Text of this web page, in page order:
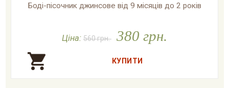
Боді-пісочник джинсове від 9 місяців до 2 років
Ціна: 560 грн. 380 грн.